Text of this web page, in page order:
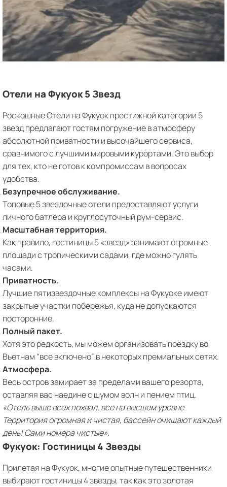
Отели на Фукуок 5 Звезд
Роскошные Отели на Фукуок престижной категории 5
звезд предлагают гостям погружение в атмосферу
абсолютной приватности и высочайшего сервиса,
сравнимого с лучшими мировыми курортами. Это выбор
для тех, кто не готов к компромиссам в вопросах
удобства.
Безупречное обслуживание.
Топовые 5 звездочные отели предоставляют услуги
личного батлера и круглосуточный рум-сервис.
Масштабная территория.
Как правило, гостиницы 5 «звезд» занимают огромные
площади с тропическими садами, где можно гулять
часами.
Приватность.
Лучшие пятизвездочные комплексы на Фукуоке имеют
закрытые участки побережья, куда не допускаются
посторонние.
Полный пакет.
Хотя это редкость, мы можем организовать поездку во
Вьетнам “все включено” в некоторых премиальных сетях.
Атмосфера.
Весь остров замирает за пределами вашего резорта,
оставляя вас наедине с шумом волн и пением птиц.
«Отель выше всех похвал, все на высшем уровне.
Территория огромная и чистая, бассейн очищают каждый
день! Сами номера чистые».
Фукуок: Гостиницы 4 Звезды
Прилетая на Фукуок, многие опытные путешественники
выбирают гостиницы 4 звезды, так как это золотая